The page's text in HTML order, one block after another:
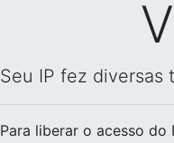
Seu IP fez diversas
Para liberar o acesso do